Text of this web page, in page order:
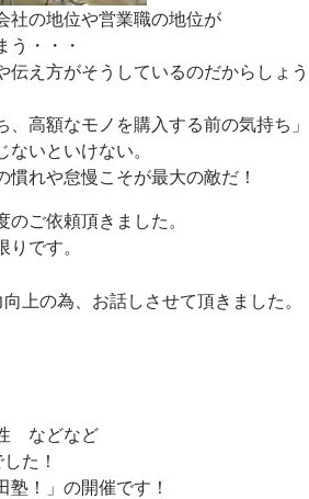
社の地位や営業職の地位が
う・・・
伝え方がそうしているのだからしょう
、高額なモノを購入する前の気持ち」
いといけない。
慣れや怠慢こそが最大の敵だ！
ご依頼頂きました。
です。
上の為、お話しさせて頂きました。
などなど
た！
塾！」の開催です！